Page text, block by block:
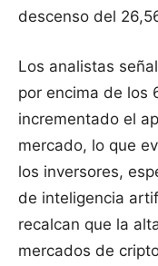
descenso del
Los analistas
por encima de los
incrementado el
mercado, lo que
los inversores,
de inteligencia
recalcan que la
mercados de